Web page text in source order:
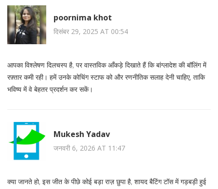
poornima khot
दिसंबर 29, 2025 AT 00:54
आपका विश्लेषण दिलचस्प है, पर वास्तविक आँकड़े दिखाते हैं कि बांग्लादेश की बॉलिंग में
रफ़्तार कमी रही। हमें उनके कोचिंग स्टाफ को और रणनीतिक सलाह देनी चाहिए, ताकि
भविष्य में वे बेहतर प्रदर्शन कर सकें।
Mukesh Yadav
जनवरी 6, 2026 AT 11:47
क्या जानते हो, इस जीत के पीछे कोई बड़ा राज़ छुपा है, शायद बैटिंग टॉस में गड़बड़ी हुई